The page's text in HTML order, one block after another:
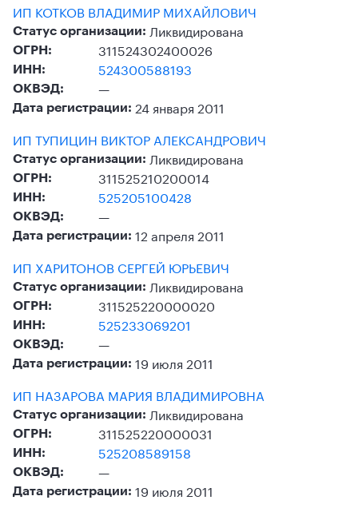
ИП КОТКОВ ВЛАДИМИР МИХАЙЛОВИЧ
Статус организации: Ликвидирована
ОГРН: 311524302400026
ИНН: 524300588193
ОКВЭД: —
Дата регистрации: 24 января 2011
ИП ТУПИЦИН ВИКТОР АЛЕКСАНДРОВИЧ
Статус организации: Ликвидирована
ОГРН: 311525210200014
ИНН: 525205100428
ОКВЭД: —
Дата регистрации: 12 апреля 2011
ИП ХАРИТОНОВ СЕРГЕЙ ЮРЬЕВИЧ
Статус организации: Ликвидирована
ОГРН: 311525220000020
ИНН: 525233069201
ОКВЭД: —
Дата регистрации: 19 июля 2011
ИП НАЗАРОВА МАРИЯ ВЛАДИМИРОВНА
Статус организации: Ликвидирована
ОГРН: 311525220000031
ИНН: 525208589158
ОКВЭД: —
Дата регистрации: 19 июля 2011